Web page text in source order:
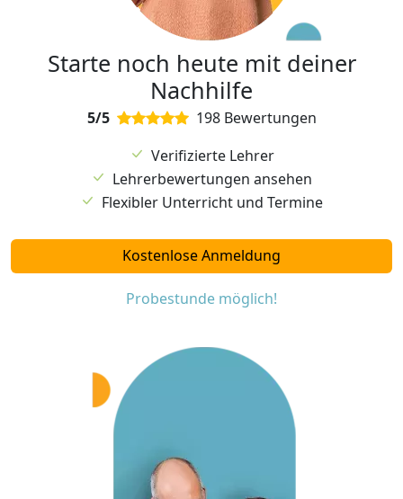
Starte noch heute mit deiner
Nachhilfe
5/5
198 Bewertungen
Verifizierte Lehrer
Lehrerbewertungen ansehen
Flexibler Unterricht und Termine
Kostenlose Anmeldung
Probestunde möglich!